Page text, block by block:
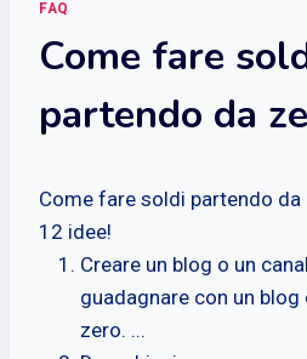
FAQ
Come fare
partendo da
Come fare soldi partendo da
12 idee!
Creare un blog o un
guadagnare con un
zero. ...